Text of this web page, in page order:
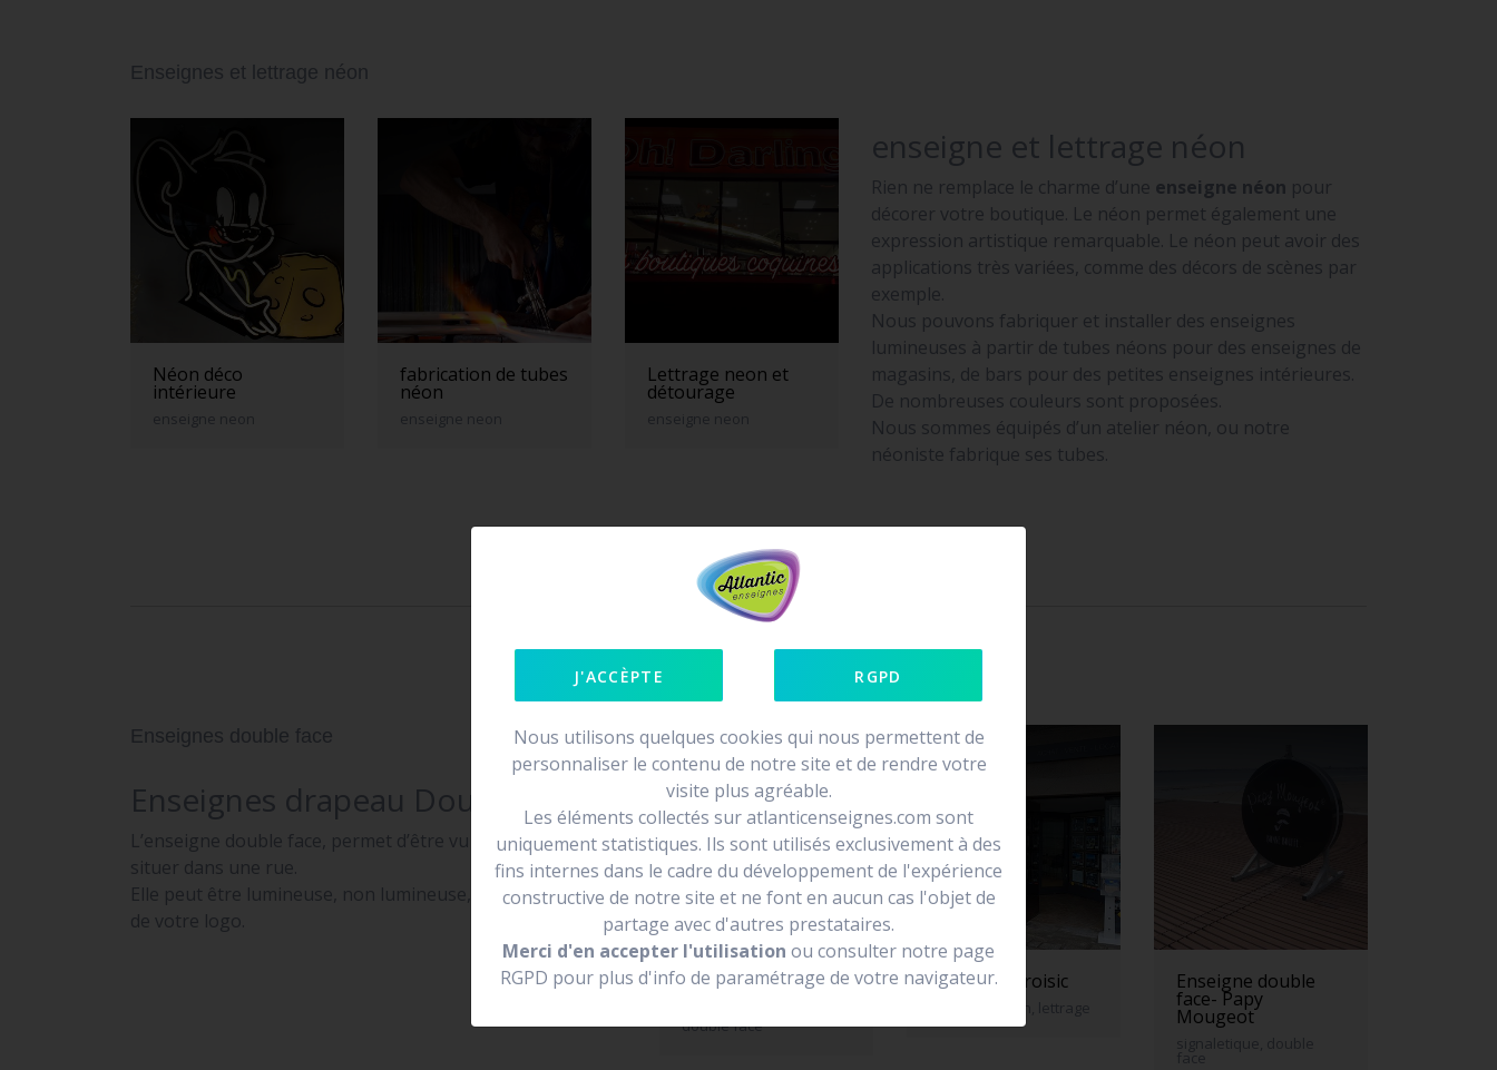
Enseignes et lettrage néon
Néon déco
intérieure
enseigne neon
fabrication de tubes
néon
enseigne neon
Lettrage neon et
détourage
enseigne neon
enseigne et lettrage néon
Rien ne remplace le charme d’une enseigne néon pour
décorer votre boutique. Le néon permet également une
expression artistique remarquable. Le néon peut avoir des
applications très variées, comme des décors de scènes par
exemple.
Nous pouvons fabriquer et installer des enseignes
lumineuses à partir de tubes néons pour des enseignes de
magasins, de bars pour des petites enseignes intérieures.
De nombreuses couleurs sont proposées.
Nous sommes équipés d’un atelier néon, ou notre
néoniste fabrique ses tubes.
Enseignes double face
Enseignes drapeau Double face
L’enseigne double face, permet d’être vu de loin et de se
situer dans une rue.
Elle peut être lumineuse, non lumineuse, prendre la forme
de votre logo.
enseigne drapeau
double face
Vivre ici le croisic
enseigne neon, lettrage
Enseigne double
face- Papy
Mougeot
signaletique, double
face
J'ACCÈPTE RGPD
Nous utilisons quelques cookies qui nous permettent de
personnaliser le contenu de notre site et de rendre votre
visite plus agréable.
Les éléments collectés sur atlanticenseignes.com sont
uniquement statistiques. Ils sont utilisés exclusivement à des
fins internes dans le cadre du développement de l'expérience
constructive de notre site et ne font en aucun cas l'objet de
partage avec d'autres prestataires.
Merci d'en accepter l'utilisation ou consulter notre page
RGPD pour plus d'info de paramétrage de votre navigateur.